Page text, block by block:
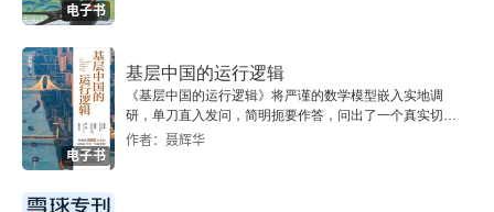
第2章 面向机器学习的Java库与平台
2.1 Java环境
2.2 机器学习库
电子书
电子书
基层中国的运行逻辑
《基层中国的运行逻辑》将严谨的数学模型嵌入实地调
研，单刀直入发问，简明扼要作答，问出了一个真实切近
的基层中国。
作者：聂辉华